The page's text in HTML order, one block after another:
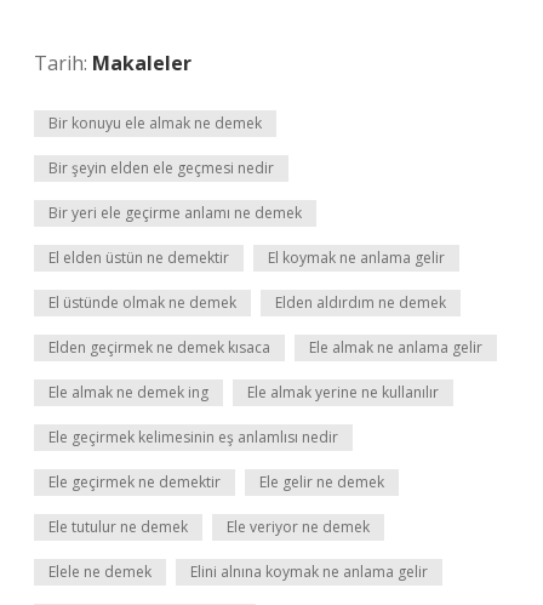
Tarih: Makaleler
Bir konuyu ele almak ne demek
Bir şeyin elden ele geçmesi nedir
Bir yeri ele geçirme anlamı ne demek
El elden üstün ne demektir El koymak ne anlama gelir
El üstünde olmak ne demek Elden aldırdım ne demek
Elden geçirmek ne demek kısaca Ele almak ne anlama gelir
Ele almak ne demek ing Ele almak yerine ne kullanılır
Ele geçirmek kelimesinin eş anlamlısı nedir
Ele geçirmek ne demektir Ele gelir ne demek
Ele tutulur ne demek Ele veriyor ne demek
Elele ne demek Elini alnına koymak ne anlama gelir